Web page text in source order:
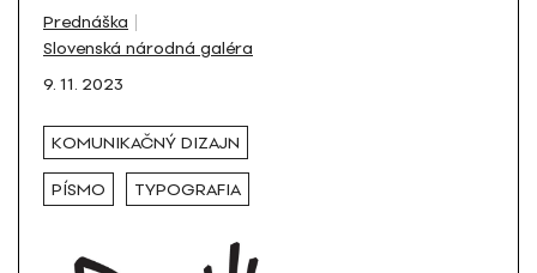
Všetky
Prednáška
Slovenská národná galéra
9. 11. 2023
KOMUNIKAČNÝ DIZAJN
PÍSMO TYPOGRAFIA